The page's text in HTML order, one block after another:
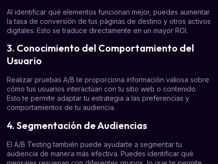
Al identificar qué elementos funcionan mejor, puedes aumentar
la tasa de conversión de tus páginas de destino y otros activos
digitales. Esto se traduce directamente en un mayor ROI.
3. Conocimiento del Comportamiento del
Usuario
Realizar pruebas A/B te proporciona información valiosa sobre
cómo tus usuarios interactúan con tu sitio web o contenido.
Esto te permite adaptar tu estrategia a las preferencias y
comportamientos de tu audiencia.
4. Segmentación de Audiencias
El A/B Testing también puede ayudarte a segmentar tu
audiencia de manera más efectiva. Puedes identificar qué